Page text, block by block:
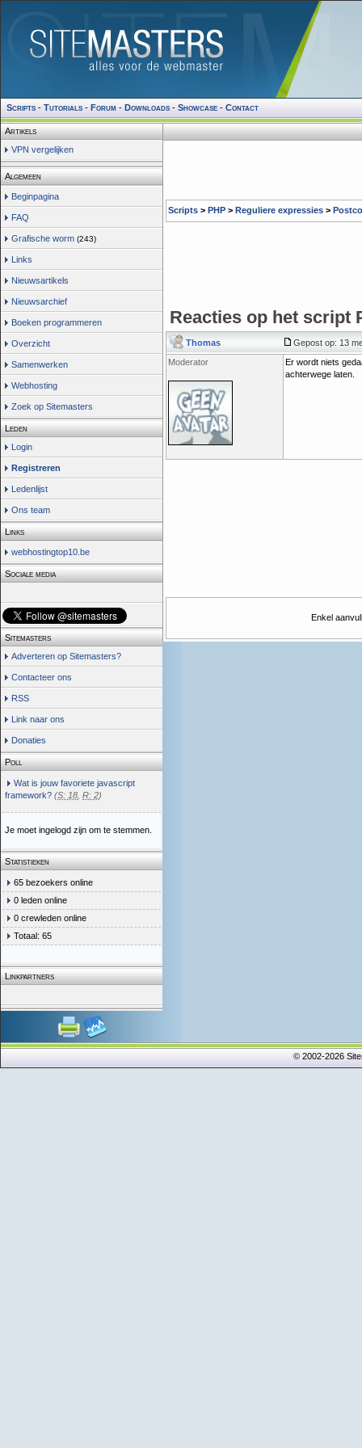
Scripts - Tutorials - Forum - Downloads - Showcase - Contact
Artikels
VPN vergelijken
Algemeen
Beginpagina
FAQ
Grafische worm (243)
Links
Nieuwsartikels
Nieuwsarchief
Boeken programmeren
Overzicht
Samenwerken
Webhosting
Zoek op Sitemasters
Leden
Login
Registreren
Ledenlijst
Ons team
Links
webhostingtop10.be
Sociale media
Sitemasters
Adverteren op Sitemasters?
Contacteer ons
RSS
Link naar ons
Donaties
Poll
Wat is jouw favoriete javascript
framework? (S: 18 R: 2)
Je moet ingelogd zijn om te stemmen.
Statistieken
65 bezoekers online
0 leden online
0 crewleden online
Totaal: 65
Linkpartners
Scripts > PHP > Reguliere expressies >
Reacties op het script
Thomas
Gepost op: 13
Moderator
Er wordt niets
achterwege laten.
Enkel
© 2002-2026